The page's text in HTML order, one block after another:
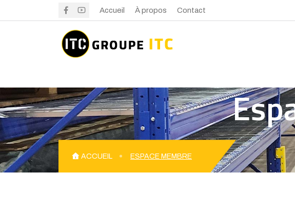
Accueil À propos Contact
ACCUEIL ESPACE MEMBRE